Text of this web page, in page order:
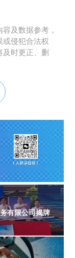
及数据参考，
或侵犯合法权
及时更正、删
有限公司揭牌